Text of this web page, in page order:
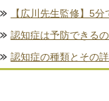
【広川先生監修】5
認知症は予防できるの
認知症の種類とその